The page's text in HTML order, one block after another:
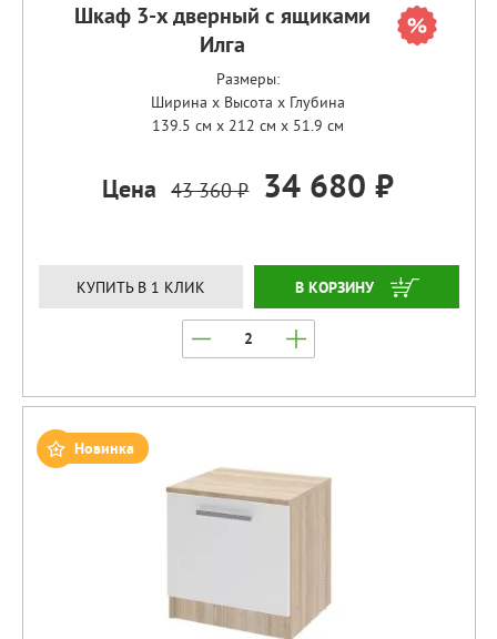
Шкаф 3-х дверный с ящиками
Илга
Размеры:
Ширина x Высота x Глубина
139.5 см x 212 см x 51.9 см
Цена 43 360 ₽ 34 680 ₽
КУПИТЬ В 1 КЛИК ЗАКАЗАТЬ
Новинка